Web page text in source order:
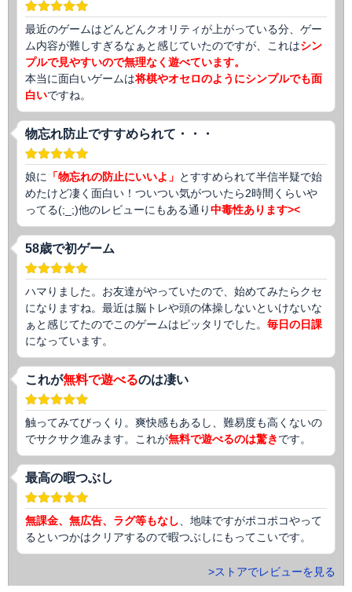
最近のゲームはどんどんクオリティが上がっている分、ゲー
ム内容が難しすぎるなぁと感じていたのですが、これはシン
プルで見やすいので無理なく遊べています。
本当に面白いゲームは将棋やオセロのようにシンプルでも面
白いですね。
物忘れ防止ですすめられて・・・
娘に 「物忘れの防止にいいよ」 とすすめられて半信半疑で始
めたけど凄く面白い！ついつい気がついたら2時間くらいや
ってる(;_;)他のレビューにもある通り中毒性あります><
58歳で初ゲーム
ハマりました。お友達がやっていたので、始めてみたらクセ
になりますね。最近は脳トレや頭の体操しないといけないな
ぁと感じてたのでこのゲームはピッタリでした。 毎日の日課
になっています。
これが無料で遊べるのは凄い
触ってみてびっくり。爽快感もあるし、難易度も高くないの
でサクサク進みます。これが無料で遊べるのは驚きです。
最高の暇つぶし
無課金、無広告、ラグ等もなし 、地味ですがポコポコやって
るといつかはクリアするので暇つぶしにもってこいです。
>ストアでレビューを見る